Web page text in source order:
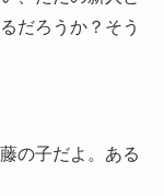
だろうか？そう
の子だよ。ある